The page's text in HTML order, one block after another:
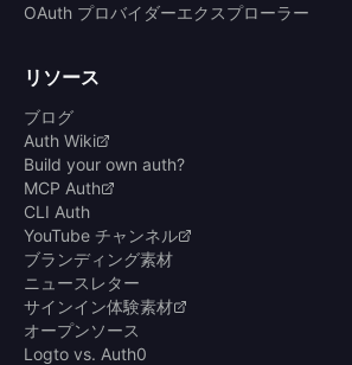
OAuth プロバイダーエクスプローラー
リソース
ブログ
Auth Wiki
Build your own auth?
MCP Auth
CLI Auth
YouTube チャンネル
ブランディング素材
ニュースレター
サインイン体験素材
オープンソース
Logto vs. Auth0